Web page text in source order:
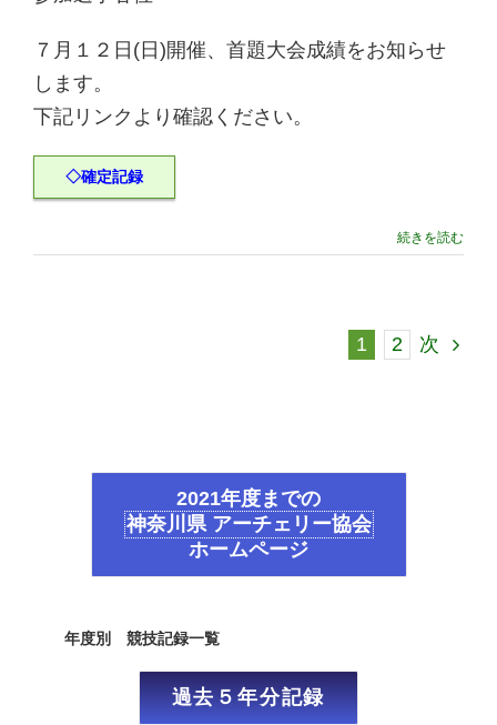
７月１２日(日)開催、首題大会成績をお知らせ
します。
下記リンクより確認ください。
◇確定記録
続きを読む
1 2 次
2021年度までの
神奈川県 アーチェリー協会
ホームページ
年度別 競技記録一覧
過去５年分記録